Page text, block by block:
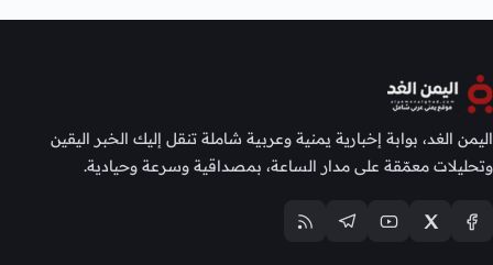
اليمن الغد، بوابة إخبارية يمنية وعربية شاملة تنقل إليك الخبر اليقين
وتحليلات معمّقة على مدار الساعة، بمصداقية وسرعة وحيادية.